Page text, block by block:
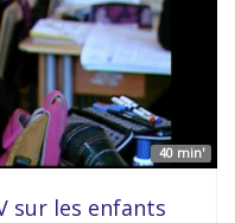
40 min'
sur les enfants